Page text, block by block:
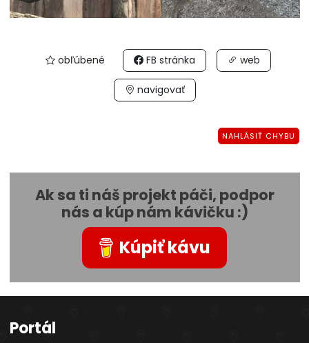
obľúbené FB stránka web
navigovať
NAHLÁSIŤ CHYBU
Ak sa ti náš projekt páči, podpor
nás a kúp nám kávičku :)
Kúpiť kávu
Portál